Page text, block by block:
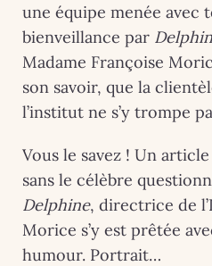
une équipe menée avec
bienveillance par
Madame Françoise
son savoir, que la
l’institut ne s’y trompe
Vous le savez ! Un
sans le célèbre
Delphine, directrice de
Morice s’y est prêtée
humour. Portrait…